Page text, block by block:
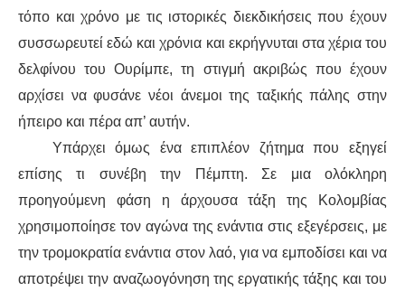
τόπο και χρόνο με τις ιστορικές διεκδικήσεις που έχουν
συσσωρευτεί εδώ και χρόνια και εκρήγνυται στα χέρια του
δελφίνου του Ουρίμπε,τη στιγμή ακριβώς που έχουν
αρχίσει να φυσάνε νέοι άνεμοι της ταξικής πάλης στην
ήπειρο και πέρα απ’ αυτήν.
Υπάρχει όμως ένα επιπλέον ζήτημαπου εξηγεί
επίσης τι συνέβη την Πέμπτη. Σε μια ολόκληρη
προηγούμενη φάση η άρχουσα τάξη της Κολομβίας
χρησιμοποίησε τον αγώνα της ενάντια στις εξεγέρσεις, με
την τρομοκρατία ενάντια στον λαό, για να εμποδίσει και να
αποτρέψει την αναζωογόνηση της εργατικής τάξης και του